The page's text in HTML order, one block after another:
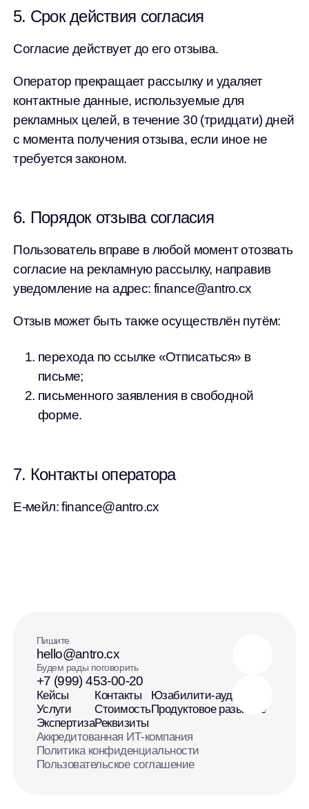
5. Срок действия согласия
Согласие действует до его отзыва.
Оператор прекращает рассылку и удаляет
контактные данные, используемые для
рекламных целей, в течение 30 (тридцати) дней
с момента получения отзыва, если иное не
требуется законом.
6. Порядок отзыва согласия
Пользователь вправе в любой момент отозвать
согласие на рекламную рассылку, направив
уведомление на адрес: finance@antro.cx
Отзыв может быть также осуществлён путём:
перехода по ссылке «Отписаться» в
письме;
письменного заявления в свободной
форме.
7. Контакты оператора
Е-мейл: finance@antro.cx
Пишите
hello@antro.cx
Будем рады поговорить
+7 (999) 453-00-20
Кейсы
Услуги
Экспертиза
Контакты
Стоимость
Реквизиты
Юзабилити-аудит
Продуктовое развитие
Аккредитованная ИТ-компания
Политика конфиденциальности
Пользовательское соглашение